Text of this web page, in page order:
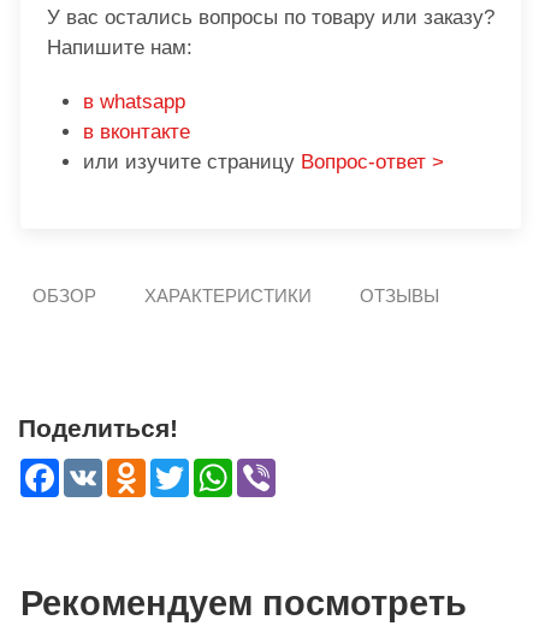
У вас остались вопросы по товару или заказу?
Напишите нам:
в whatsapp
в вконтакте
или изучите страницу Вопрос-ответ >
ОБЗОР ХАРАКТЕРИСТИКИ ОТЗЫВЫ
Поделиться!
Facebook
VK Odnoklassniki
TwitterWhatsApp
Рекомендуем посмотреть